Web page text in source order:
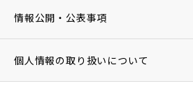
情報公開・公表事項
個人情報の取り扱いについて